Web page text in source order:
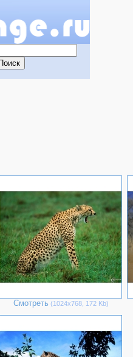
Смотреть (1024х768, 172 Kb)